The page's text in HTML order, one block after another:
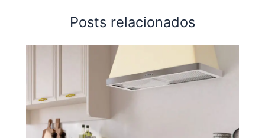
Posts relacionados